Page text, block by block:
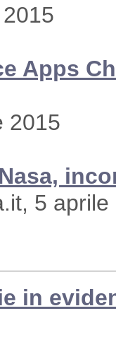
Apps
2015
5 aprile
in